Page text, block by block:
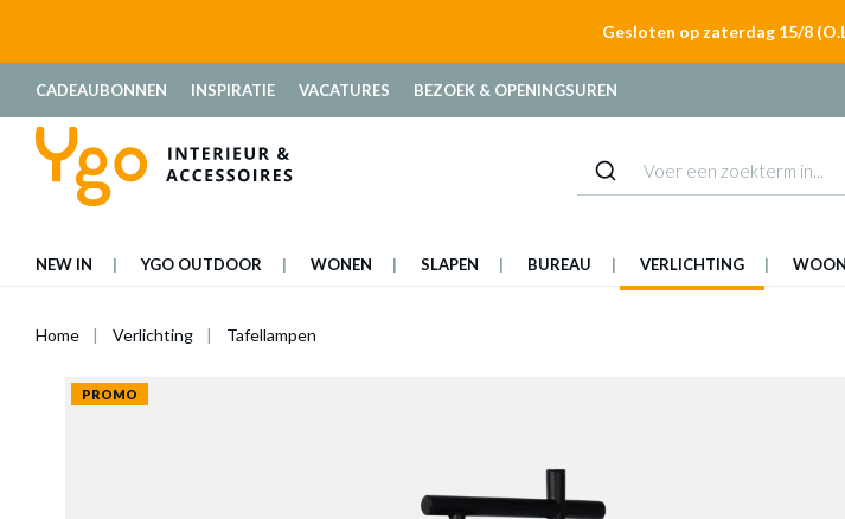
Gesloten op zaterdag 15/8
CADEAUBONNEN INSPIRATIE VACATURES BEZOEK & OPENINGSUREN
NEW IN YGO OUTDOOR WONEN SLAPEN BUREAU VERLICHTING
Home Verlichting Tafellampen
PROMO